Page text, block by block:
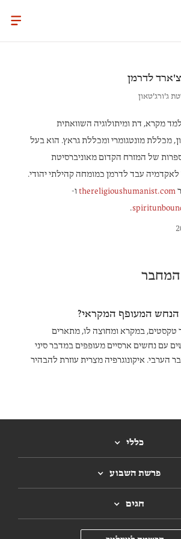
לדרמן
ג'ורג'טאון
מקרא, דת ומיתולוגיה השוואתית
מכללת מונטגומרי ומכללת גראץ. הוא בעל
של המזרח הקדום מאוניברסיטת
לאקדמיה עבד לדרמן כמומחה קהילתי יהודי.
thereligioushumanist.comו-
.
הנחש המעופף המקראי?
טקסטים, במקרא ומחוצה לו, מתארים
עם נחשים ארסיים מעופפים במדבר סיני
הערבי. איקונוגרפיה מצרית עוזרת להבהיר
כללי
פרשת השבוע
חגים